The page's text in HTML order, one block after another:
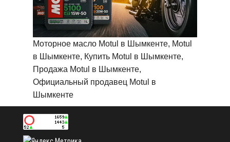
Моторное масло Motul в Шымкенте, Motul
в Шымкенте, Купить Motul в Шымкенте,
Продажа Motul в Шымкенте,
Официальный продавец Motul в
Шымкенте